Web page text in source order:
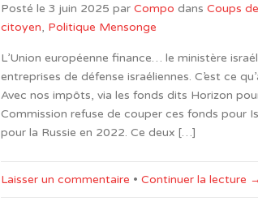
Posté le 3 juin 2025 par Compo dans Coups
citoyen, Politique Mensonge
L’Union européenne finance… le ministère
entreprises de défense israéliennes. C’est ce
Avec nos impôts, via les fonds dits Horizon
Commission refuse de couper ces fonds pour
pour la Russie en 2022. Ce deux […]
Laisser un commentaire • Continuer la lecture →